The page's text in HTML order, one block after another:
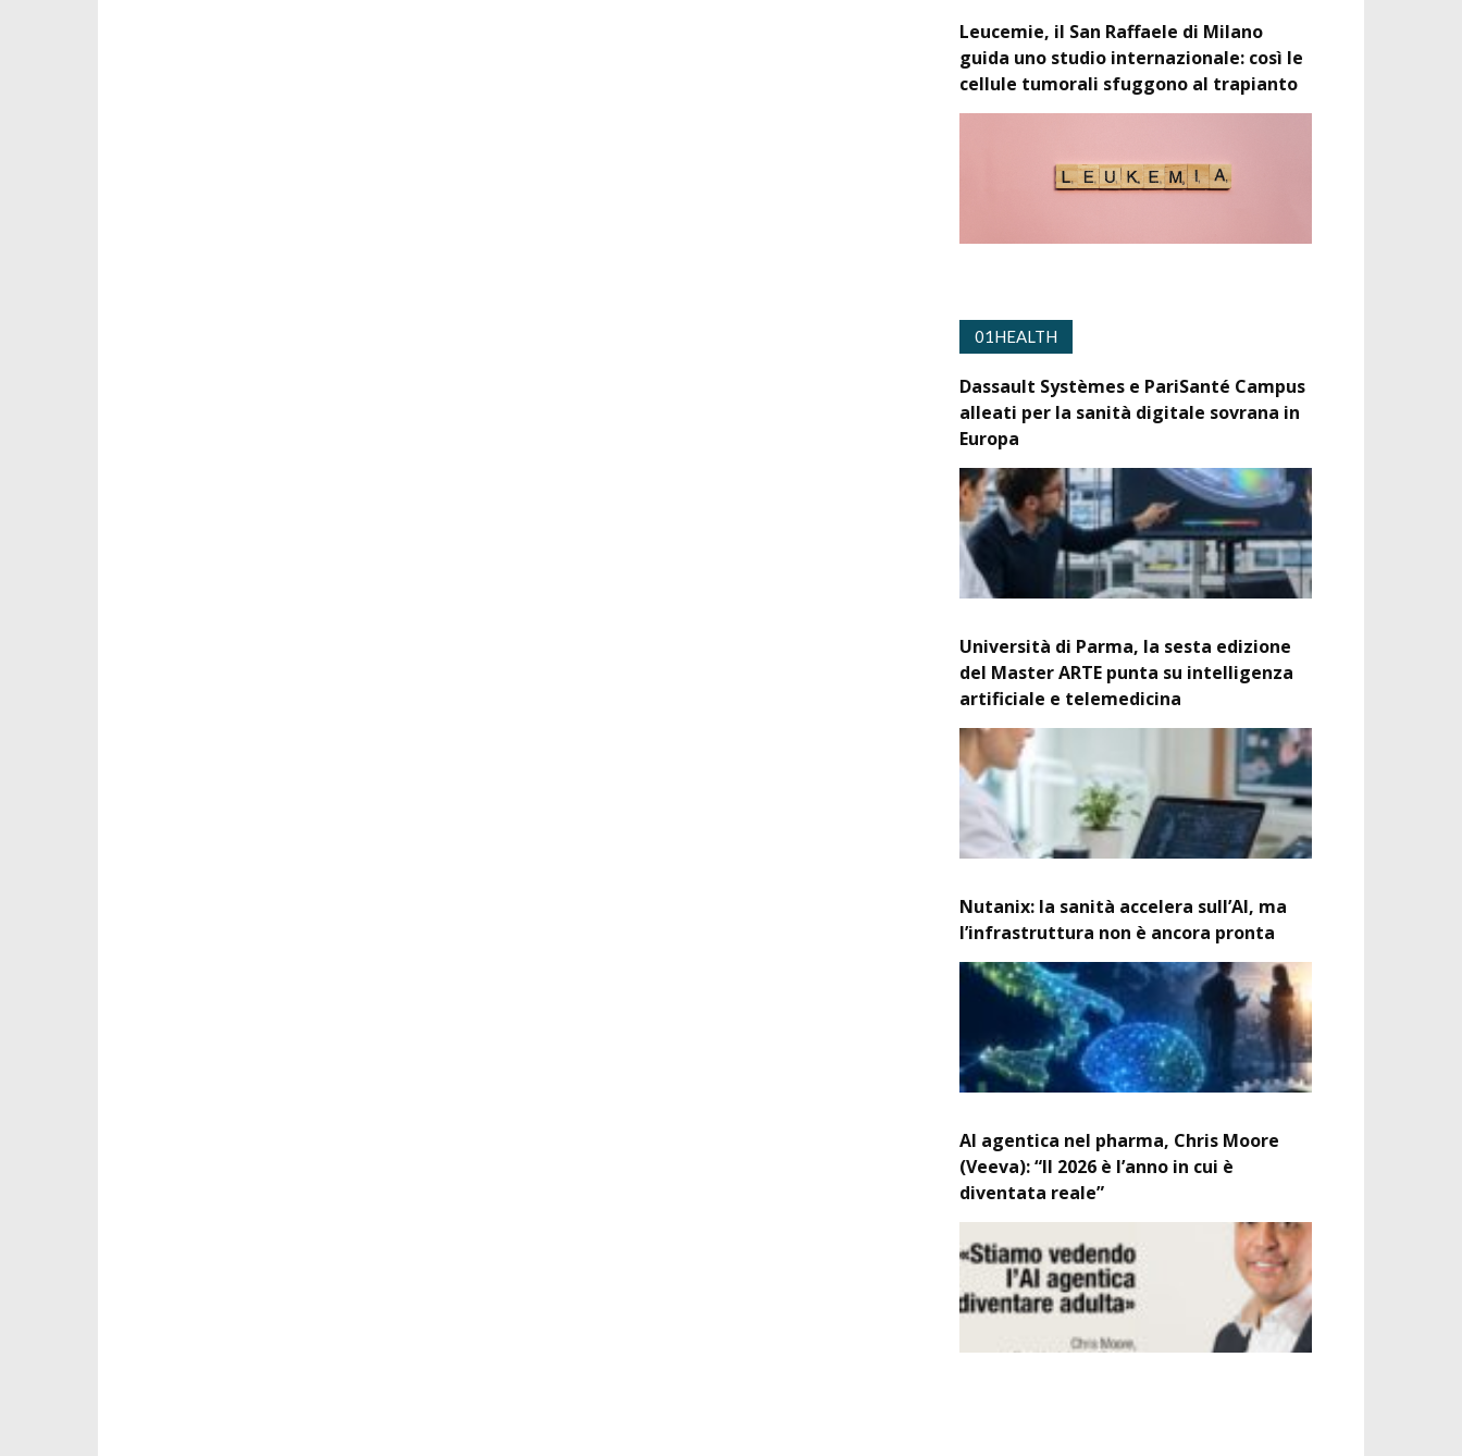
Leucemie, il San Raffaele di Milano
guida uno studio internazionale: così le
cellule tumorali sfuggono al trapianto
01HEALTH
Dassault Systèmes e PariSanté Campus
alleati per la sanità digitale sovrana in
Europa
Università di Parma, la sesta edizione
del Master ARTE punta su intelligenza
artificiale e telemedicina
Nutanix: la sanità accelera sull’AI, ma
l’infrastruttura non è ancora pronta
AI agentica nel pharma, Chris Moore
(Veeva): “Il 2026 è l’anno in cui è
diventata reale”